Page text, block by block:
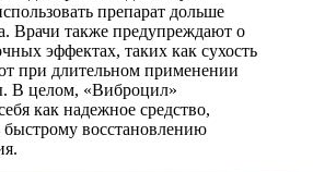
препарат дольше
Врачи также предупреждают о
эффектах, таких как сухость
при длительном применении
В целом, «Виброцил»
как надежное средство,
восстановлению